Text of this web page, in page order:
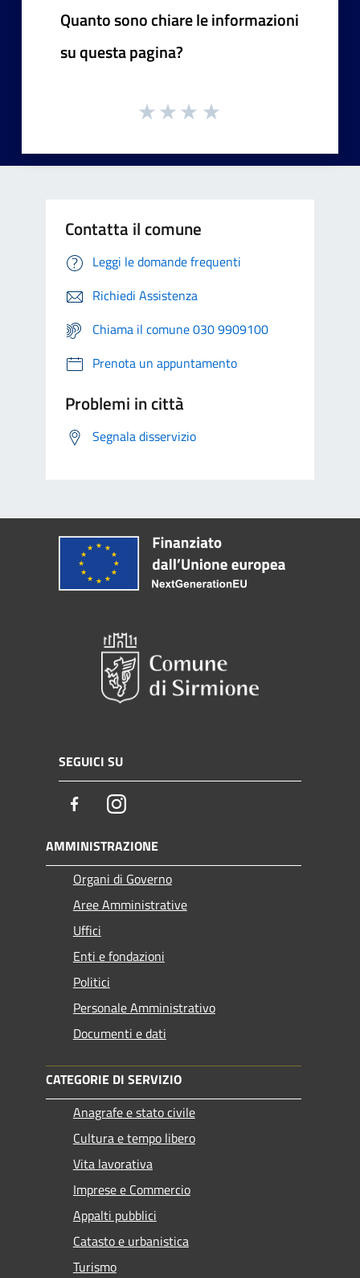
Quanto sono chiare le informazioni
su questa pagina?
Contatta il comune
Leggi le domande frequenti
Richiedi Assistenza
Chiama il comune 030 9909100
Prenota un appuntamento
Problemi in città
Segnala disservizio
SEGUICI SU
FacebookInstagram
AMMINISTRAZIONE
Organi di Governo
Aree Amministrative
Uffici
Enti e fondazioni
Politici
Personale Amministrativo
Documenti e dati
CATEGORIE DI SERVIZIO
Anagrafe e stato civile
Cultura e tempo libero
Vita lavorativa
Imprese e Commercio
Appalti pubblici
Catasto e urbanistica
Turismo